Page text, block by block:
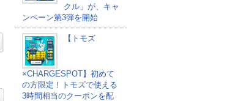
クル」が、キャ
ンペーン第3弾を開始
【トモズ
×CHARGESPOT】初めて
の方限定！トモズで使える
3時間相当のクーポンを配